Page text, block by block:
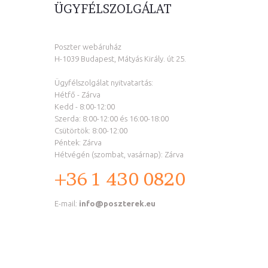
ÜGYFÉLSZOLGÁLAT
Poszter webáruház
H-1039 Budapest, Mátyás Király. út 25.
Ügyfélszolgálat nyitvatartás:
Hétfő - Zárva
Kedd - 8:00-12:00
Szerda: 8:00-12:00 és 16:00-18:00
Csütörtök: 8:00-12:00
Péntek: Zárva
Hétvégén (szombat, vasárnap): Zárva
+36 1 430 0820
E-mail: info@poszterek.eu